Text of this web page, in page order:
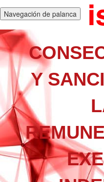
Navegación de palanca
Y